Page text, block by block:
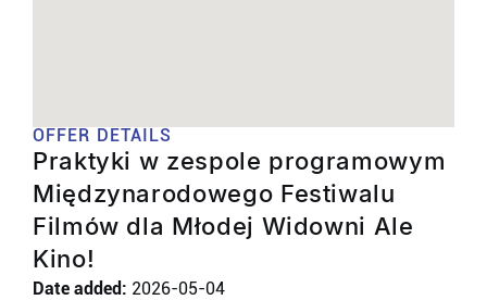
Praktyki w zespole programowym
Międzynarodowego Festiwalu
Filmów dla Młodej Widowni Ale
Kino!
OFFER DETAILS
Date added: 2026-05-04